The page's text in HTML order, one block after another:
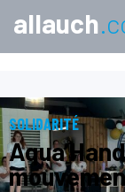
allauch
SOLIDARITÉ